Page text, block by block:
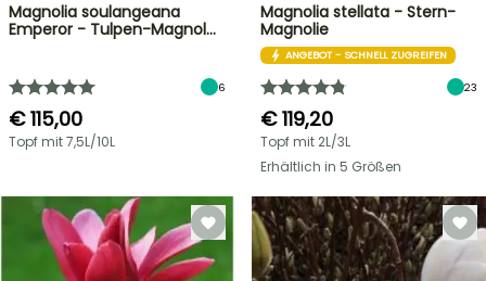
Magnolia soulangeana
Emperor - Tulpen-Magnol…
6
€ 115,00
Topf mit 7,5L/10L
Magnolia stellata - Stern-
Magnolie
ANGEBOT - SCHNELL ZUGREIFEN
23
€ 119,20
Topf mit 2L/3L
Erhältlich in 5 Größen